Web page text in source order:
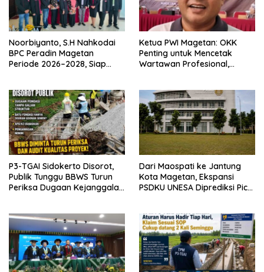
Noorbiyanto, S.H Nahkodai
BPC Peradin Magetan
Periode 2026–2028, Siap
Ketua PWI Magetan: OKK
Penting untuk Mencetak
Wartawan Profesional,
P3-TGAI Sidokerto Disorot,
Publik Tunggu BBWS Turun
Periksa Dugaan Kejanggalan
Dari Maospati ke Jantung
Kota Magetan, Ekspansi
PSDKU UNESA Diprediksi Picu